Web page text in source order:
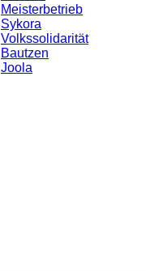
Meisterbetrieb
Sykora
Volkssolidarität
Bautzen
Joola